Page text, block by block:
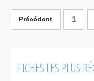
Bluff
Précédent 1
FICHES LES PLUS